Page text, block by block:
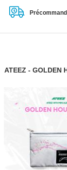
ATEEZ - GOLDEN